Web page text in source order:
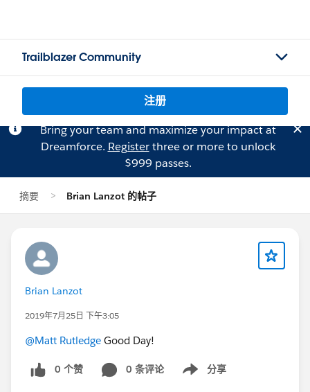
Trailblazer Community
注册
Bring your team and maximize your impact at
Dreamforce. Registerthree or more to unlock
$999 passes.
摘要 Brian Lanzot 的帖子
Brian Lanzot
2019年7月25日 下午3:05
@Matt Rutledge ​ Good Day!
0 个赞 0 条评论 分享
Show menu